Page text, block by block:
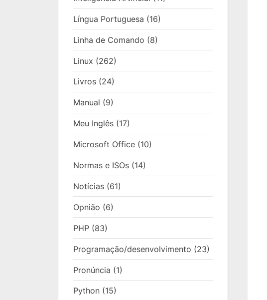
Língua Portuguesa (16)
Linha de Comando (8)
Linux (262)
Livros (24)
Manual (9)
Meu Inglês (17)
Microsoft Office (10)
Normas e ISOs (14)
Notícias (61)
Opnião (6)
PHP (83)
Programação/desenvolvimento (23)
Pronúncia (1)
Python (15)